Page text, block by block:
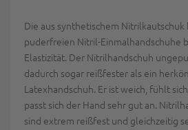
Die aus synthetischem
puderfreien Nitril-Einmalhandschuhe
Elastizität. Der Nitrilhandschuh
dadurch sogar reißfester als ein
Latexhandschuh. Er ist weich, fühlt
passt sich der Hand sehr gut an.
sind extrem reißfest und gleichzeitig